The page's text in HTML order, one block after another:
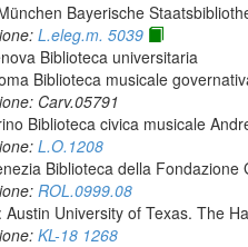
Bayerische
L.eleg.m. 5039
Biblioteca universitaria
Biblioteca musicale
Carv.05791
Biblioteca civica musicale
L.O.1208
Biblioteca della Fondazione
ROL.0999.08
: Austin University of Texas. The
KL-18 1268